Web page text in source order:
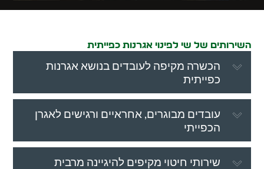
השירותים של שי לפינוי אגרנות כפייתית
הכשרה מקיפה לעובדים בנושא אגרנות
כפייתית
עובדים מבוגרים, אחראיים ורגישים לאגרן
הכפייתי
שירותי חיטוי מקיפים להיגיינה מרבית